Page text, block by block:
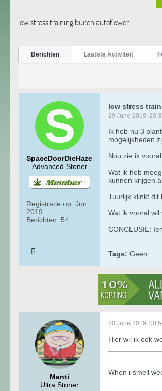
low stress training buiten autoflower
Berichten Laatste Activiteit
SpaceDoorDieHaze
Advanced Stoner
Registratie op: Jun
2019
Berichten: 54
low stress
29 June 2019,
Ik heb nu 3
mogelijkheden
Nou zie ik
Wat ik heb
kunnen krijgen
Tuurlijk klinkt
Wat ik vooral
CONCLUSIE:
Tags: Geen
Manti
Ultra Stoner
30 June 2019,
Hier wil ik ook
When i smell